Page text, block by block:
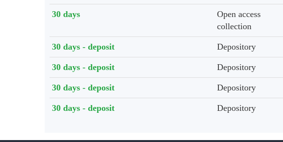
30 days
Open access
collection
30 days - deposit Depository
30 days - deposit Depository
30 days - deposit Depository
30 days - deposit Depository